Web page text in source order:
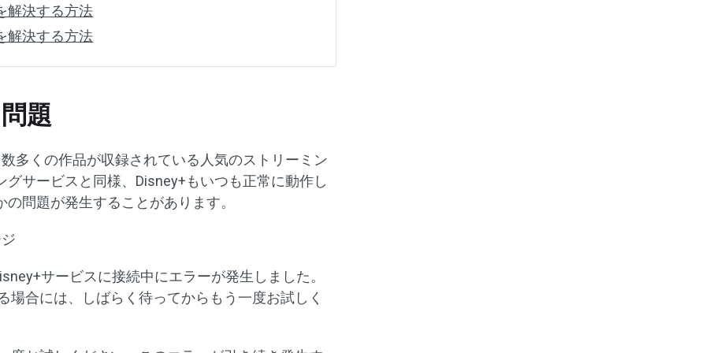
解決する方法
解決する方法
題
多くの作品が収録されている人気のストリーミン
サービスと同様、Disney+もいつも正常に動作し
問題が発生することがあります。
サービスに接続中にエラーが発生しました。
場合には、しばらく待ってからもう一度お試しく